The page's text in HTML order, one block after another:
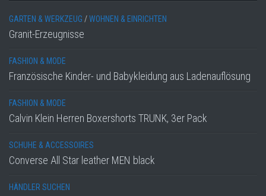
GARTEN & WERKZEUG /WOHNEN & EINRICHTEN
Granit-Erzeugnisse
FASHION & MODE
Französische Kinder- und Babykleidung aus Ladenauflösung
FASHION & MODE
Calvin Klein Herren Boxershorts TRUNK, 3er Pack
SCHUHE & ACCESSOIRES
Converse All Star leather MEN black
HÄNDLER SUCHEN